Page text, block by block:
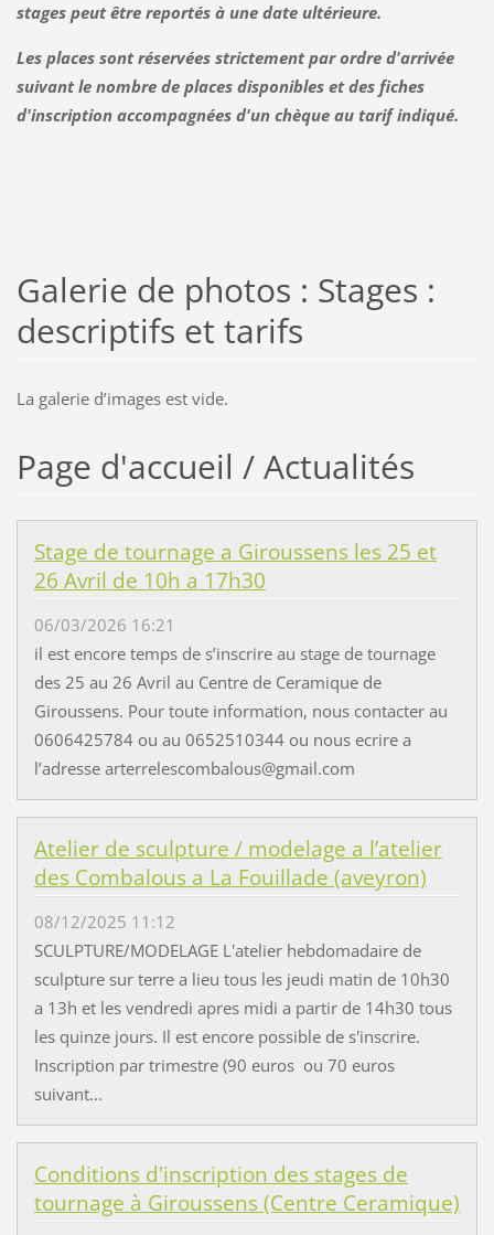
stages peut être reportés à une date ultérieure.
Les places sont réservées strictement par ordre d'arrivée
suivant le nombre de places disponibles et des fiches
d'inscription accompagnées d'un chèque au tarif indiqué.
Galerie de photos : Stages :
descriptifs et tarifs
La galerie dʼimages est vide.
Page d'accueil / Actualités
Stage de tournage a Giroussens les 25 et
26 Avril de 10h a 17h30
06/03/2026 16:21
il est encore temps de s’inscrire au stage de tournage
des 25 au 26 Avril au Centre de Ceramique de
Giroussens. Pour toute information, nous contacter au
0606425784 ou au 0652510344 ou nous ecrire a
l’adresse arterrelescombalous@gmail.com
Atelier de sculpture / modelage a l’atelier
des Combalous a La Fouillade (aveyron)
08/12/2025 11:12
SCULPTURE/MODELAGE L'atelier hebdomadaire de
sculpture sur terre a lieu tous les jeudi matin de 10h30
a 13h et les vendredi apres midi a partir de 14h30 tous
les quinze jours. Il est encore possible de s'inscrire.
Inscription par trimestre (90 euros ou 70 euros
suivant...
Conditions d'inscription des stages de
tournage à Giroussens (Centre Ceramique)